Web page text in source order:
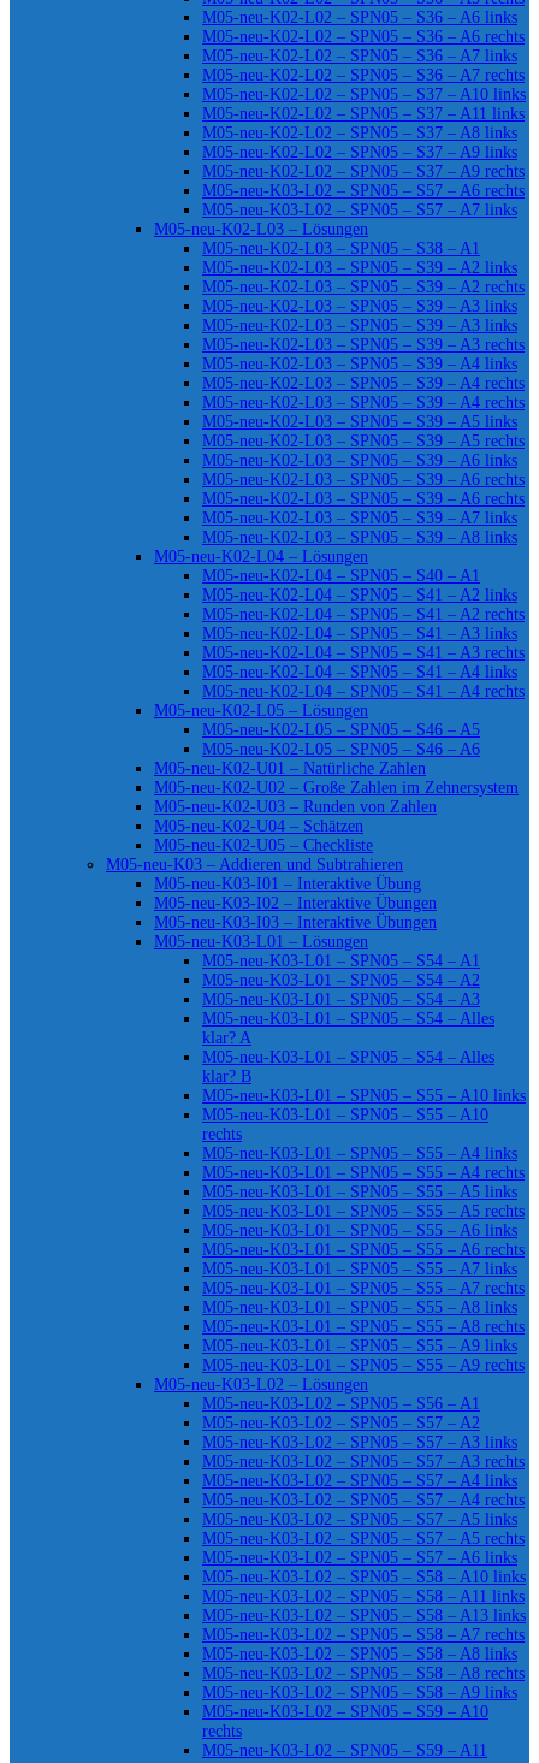
M05-neu-K02-L02 – SPN05 – S36 – A6 links
M05-neu-K02-L02 – SPN05 – S36 – A6 rechts
M05-neu-K02-L02 – SPN05 – S36 – A7 links
M05-neu-K02-L02 – SPN05 – S36 – A7 rechts
M05-neu-K02-L02 – SPN05 – S37 – A10 links
M05-neu-K02-L02 – SPN05 – S37 – A11 links
M05-neu-K02-L02 – SPN05 – S37 – A8 links
M05-neu-K02-L02 – SPN05 – S37 – A9 links
M05-neu-K02-L02 – SPN05 – S37 – A9 rechts
M05-neu-K03-L02 – SPN05 – S57 – A6 rechts
M05-neu-K03-L02 – SPN05 – S57 – A7 links
M05-neu-K02-L03 – Lösungen
M05-neu-K02-L03 – SPN05 – S38 – A1
M05-neu-K02-L03 – SPN05 – S39 – A2 links
M05-neu-K02-L03 – SPN05 – S39 – A2 rechts
M05-neu-K02-L03 – SPN05 – S39 – A3 links
M05-neu-K02-L03 – SPN05 – S39 – A3 links
M05-neu-K02-L03 – SPN05 – S39 – A3 rechts
M05-neu-K02-L03 – SPN05 – S39 – A4 links
M05-neu-K02-L03 – SPN05 – S39 – A4 rechts
M05-neu-K02-L03 – SPN05 – S39 – A4 rechts
M05-neu-K02-L03 – SPN05 – S39 – A5 links
M05-neu-K02-L03 – SPN05 – S39 – A5 rechts
M05-neu-K02-L03 – SPN05 – S39 – A6 links
M05-neu-K02-L03 – SPN05 – S39 – A6 rechts
M05-neu-K02-L03 – SPN05 – S39 – A6 rechts
M05-neu-K02-L03 – SPN05 – S39 – A7 links
M05-neu-K02-L03 – SPN05 – S39 – A8 links
M05-neu-K02-L04 – Lösungen
M05-neu-K02-L04 – SPN05 – S40 – A1
M05-neu-K02-L04 – SPN05 – S41 – A2 links
M05-neu-K02-L04 – SPN05 – S41 – A2 rechts
M05-neu-K02-L04 – SPN05 – S41 – A3 links
M05-neu-K02-L04 – SPN05 – S41 – A3 rechts
M05-neu-K02-L04 – SPN05 – S41 – A4 links
M05-neu-K02-L04 – SPN05 – S41 – A4 rechts
M05-neu-K02-L05 – Lösungen
M05-neu-K02-L05 – SPN05 – S46 – A5
M05-neu-K02-L05 – SPN05 – S46 – A6
M05-neu-K02-U01 – Natürliche Zahlen
M05-neu-K02-U02 – Große Zahlen im Zehnersystem
M05-neu-K02-U03 – Runden von Zahlen
M05-neu-K02-U04 – Schätzen
M05-neu-K02-U05 – Checkliste
M05-neu-K03 – Addieren und Subtrahieren
M05-neu-K03-I01 – Interaktive Übung
M05-neu-K03-I02 – Interaktive Übungen
M05-neu-K03-I03 – Interaktive Übungen
M05-neu-K03-L01 – Lösungen
M05-neu-K03-L01 – SPN05 – S54 – A1
M05-neu-K03-L01 – SPN05 – S54 – A2
M05-neu-K03-L01 – SPN05 – S54 – A3
M05-neu-K03-L01 – SPN05 – S54 – Alles
klar? A
M05-neu-K03-L01 – SPN05 – S54 – Alles
klar? B
M05-neu-K03-L01 – SPN05 – S55 – A10 links
M05-neu-K03-L01 – SPN05 – S55 – A10
rechts
M05-neu-K03-L01 – SPN05 – S55 – A4 links
M05-neu-K03-L01 – SPN05 – S55 – A4 rechts
M05-neu-K03-L01 – SPN05 – S55 – A5 links
M05-neu-K03-L01 – SPN05 – S55 – A5 rechts
M05-neu-K03-L01 – SPN05 – S55 – A6 links
M05-neu-K03-L01 – SPN05 – S55 – A6 rechts
M05-neu-K03-L01 – SPN05 – S55 – A7 links
M05-neu-K03-L01 – SPN05 – S55 – A7 rechts
M05-neu-K03-L01 – SPN05 – S55 – A8 links
M05-neu-K03-L01 – SPN05 – S55 – A8 rechts
M05-neu-K03-L01 – SPN05 – S55 – A9 links
M05-neu-K03-L01 – SPN05 – S55 – A9 rechts
M05-neu-K03-L02 – Lösungen
M05-neu-K03-L02 – SPN05 – S56 – A1
M05-neu-K03-L02 – SPN05 – S57 – A2
M05-neu-K03-L02 – SPN05 – S57 – A3 links
M05-neu-K03-L02 – SPN05 – S57 – A3 rechts
M05-neu-K03-L02 – SPN05 – S57 – A4 links
M05-neu-K03-L02 – SPN05 – S57 – A4 rechts
M05-neu-K03-L02 – SPN05 – S57 – A5 links
M05-neu-K03-L02 – SPN05 – S57 – A5 rechts
M05-neu-K03-L02 – SPN05 – S57 – A6 links
M05-neu-K03-L02 – SPN05 – S58 – A10 links
M05-neu-K03-L02 – SPN05 – S58 – A11 links
M05-neu-K03-L02 – SPN05 – S58 – A13 links
M05-neu-K03-L02 – SPN05 – S58 – A7 rechts
M05-neu-K03-L02 – SPN05 – S58 – A8 links
M05-neu-K03-L02 – SPN05 – S58 – A8 rechts
M05-neu-K03-L02 – SPN05 – S58 – A9 links
M05-neu-K03-L02 – SPN05 – S59 – A10
rechts
M05-neu-K03-L02 – SPN05 – S59 – A11